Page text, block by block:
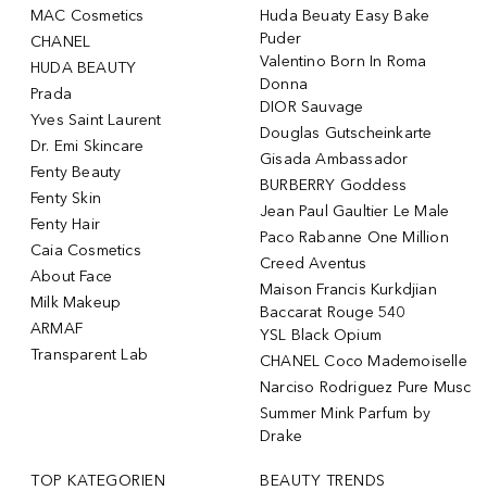
MAC Cosmetics
CHANEL
HUDA BEAUTY
Prada
Yves Saint Laurent
Dr. Emi Skincare
Fenty Beauty
Fenty Skin
Fenty Hair
Caia Cosmetics
About Face
Milk Makeup
ARMAF
Transparent Lab
Huda Beuaty Easy Bake
Puder
Valentino Born In Roma
Donna
DIOR Sauvage
Douglas Gutscheinkarte
Gisada Ambassador
BURBERRY Goddess
Jean Paul Gaultier Le Male
Paco Rabanne One Million
Creed Aventus
Maison Francis Kurkdjian
Baccarat Rouge 540
YSL Black Opium
CHANEL Coco Mademoiselle
Narciso Rodriguez Pure Musc
Summer Mink Parfum by
Drake
TOP KATEGORIEN BEAUTY TRENDS